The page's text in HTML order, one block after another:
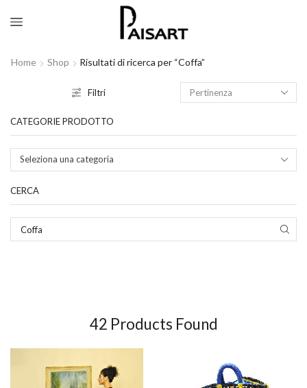
Home Shop Risultati di ricerca per “Coffa”
Filtri
CATEGORIE PRODOTTO
Seleziona una categoria
CERCA
Search
42 Products Found